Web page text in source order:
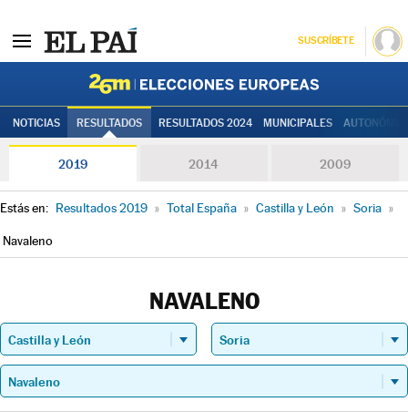
SUSCRÍBETE
NOTICIAS RESULTADOS RESULTADOS 2024 MUNICIPALES
2019 2014 2009
Estás en: Resultados 2019 » Total España » Castilla y León » Soria »
Navaleno
NAVALENO